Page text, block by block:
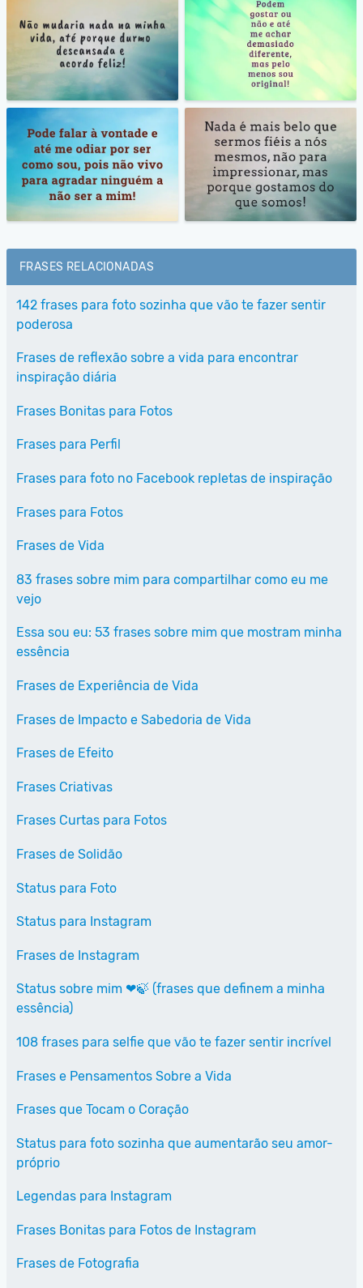
FRASES RELACIONADAS
142 frases para foto sozinha que vão te fazer sentir
poderosa
Frases de reflexão sobre a vida para encontrar
inspiração diária
Frases Bonitas para Fotos
Frases para Perfil
Frases para foto no Facebook repletas de inspiração
Frases para Fotos
Frases de Vida
83 frases sobre mim para compartilhar como eu me
vejo
Essa sou eu: 53 frases sobre mim que mostram minha
essência
Frases de Experiência de Vida
Frases de Impacto e Sabedoria de Vida
Frases de Efeito
Frases Criativas
Frases Curtas para Fotos
Frases de Solidão
Status para Foto
Status para Instagram
Frases de Instagram
Status sobre mim ❤🍃 (frases que definem a minha
essência)
108 frases para selfie que vão te fazer sentir incrível
Frases e Pensamentos Sobre a Vida
Frases que Tocam o Coração
Status para foto sozinha que aumentarão seu amor-
próprio
Legendas para Instagram
Frases Bonitas para Fotos de Instagram
Frases de Fotografia